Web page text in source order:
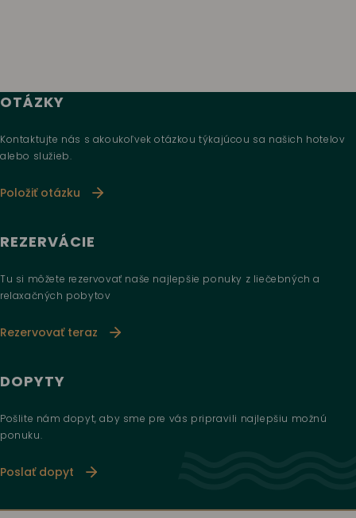
OTÁZKY
Kontaktujte nás s akoukoľvek otázkou týkajúcou sa našich hotelov
alebo služieb.
Položiť otázku
REZERVÁCIE
Tu si môžete rezervovať naše najlepšie ponuky z liečebných a
relaxačných pobytov
Rezervovať teraz
DOPYTY
Pošlite nám dopyt, aby sme pre vás pripravili najlepšiu možnú
ponuku.
Poslať dopyt